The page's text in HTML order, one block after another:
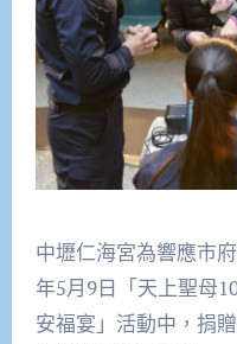
中壢仁海宮為響應市
年5月9日「天上聖母
安福宴」活動中，捐